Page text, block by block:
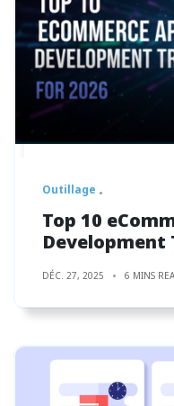
Outillage
Top 10
Development
DÉC. 27, 2025 6 MINS